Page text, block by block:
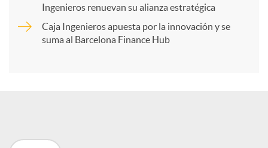
Ingenieros renuevan su alianza estratégica
Caja Ingenieros apuesta por la innovación y se
suma al Barcelona Finance Hub